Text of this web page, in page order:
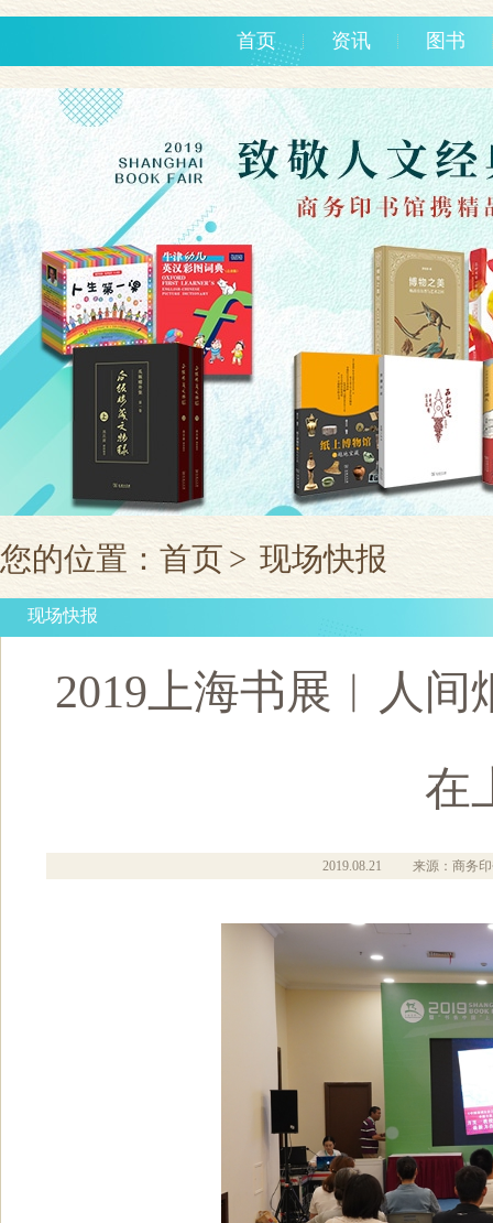
首页 资讯 图书
您的位置： 首页 > 现场快报
现场快报
2019上海书展︱人
在
2019.08.21 来源：商务